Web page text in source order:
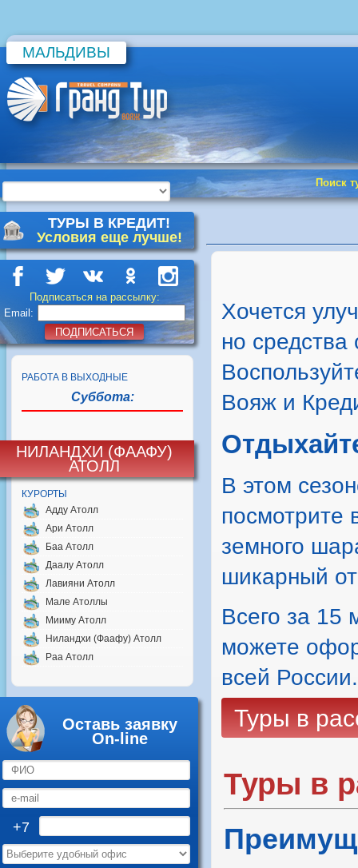
МАЛЬДИВЫ
Поиск
ТУРЫ В КРЕДИТ!
Условия еще лучше!
Подписаться на рассылку:
Email:
ПОДПИСАТЬСЯ
РАБОТА В ВЫХОДНЫЕ
Суббота:
НИЛАНДХИ (ФААФУ)
АТОЛЛ
КУРОРТЫ
Адду Атолл
Ари Атолл
Баа Атолл
Даалу Атолл
Лавияни Атолл
Мале Атоллы
Мииму Атолл
Ниландхи (Фаафу) Атолл
Раа Атолл
Оставь заявку
On-line
+7
Хочется
но
Вояж и
В этом
посмотрите
земного
шикарный
Всего за 15
можете
всей России.
Туры в
Туры в